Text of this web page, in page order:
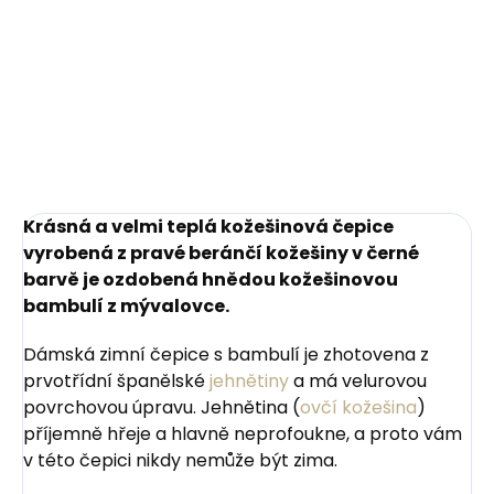
Krásná a velmi teplá kožešinová čepice
vyrobená z pravé beránčí kožešiny v černé
barvě je ozdobená hnědou kožešinovou
bambulí z mývalovce.
Dámská zimní čepice s bambulí je zhotovena z
prvotřídní španělskéjehnětinya má velurovou
povrchovou úpravu. Jehnětina (ovčí kožešina)
příjemně hřeje a hlavně neprofoukne, a proto vám
v této čepici nikdy nemůže být zima.